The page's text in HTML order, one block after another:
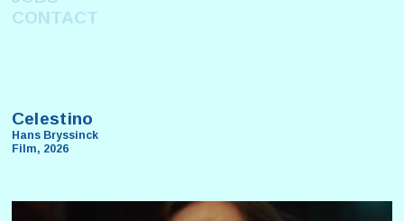
CONTACT
Celestino
Hans Bryssinck
Film, 2026